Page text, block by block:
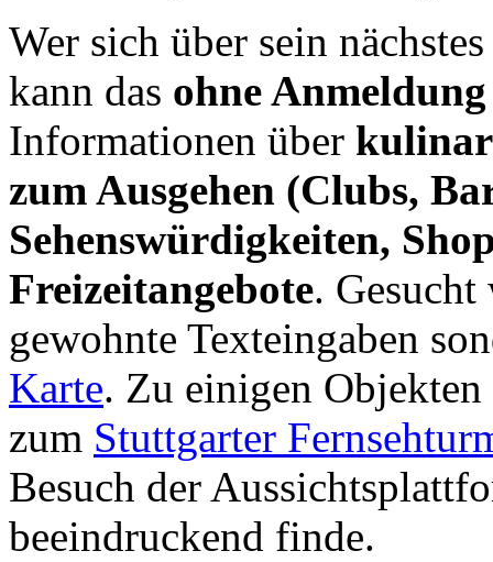
Wer sich über sein
kann das ohne Anmeldung
Informationen über
zum Ausgehen (Clubs,
Sehenswürdigkeiten,
Freizeitangebote.
gewohnte Texteingaben
Karte. Zu einigen
zum Stuttgarter
Besuch der
beeindruckend finde.